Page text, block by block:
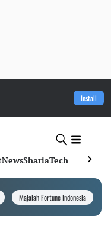
Install
NewsShariaTech
Majalah Fortune Indonesia